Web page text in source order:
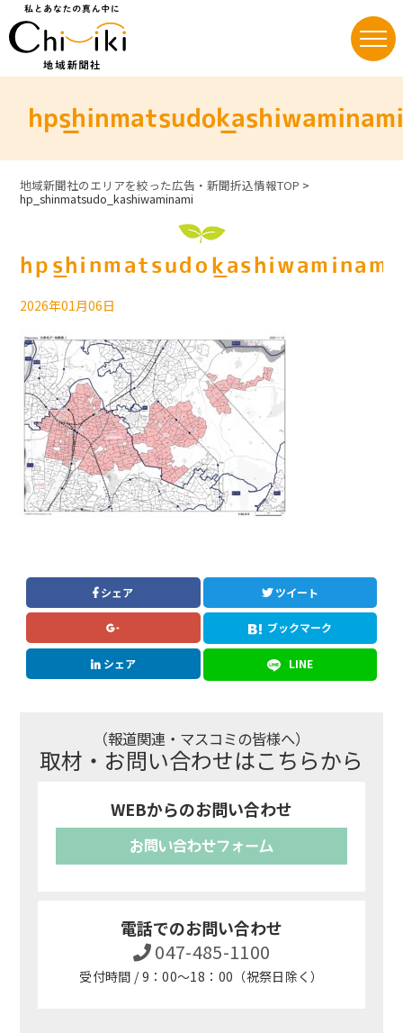
content
地域新聞社のエリアを絞った広告・新聞折込情報TOP >
hp_shinmatsudo_kashiwaminami
hp_shinmatsudo_kashiwaminami
2026年01月06日
シェア ツイート
ブックマーク
シェア LINE
（報道関連・マスコミの皆様へ）
取材・お問い合わせはこちらから
WEBからのお問い合わせ
お問い合わせフォーム
電話でのお問い合わせ
047-485-1100
受付時間 / 9：00～18：00（祝祭日除く）